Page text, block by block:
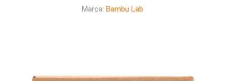
Marca: Bambu Lab